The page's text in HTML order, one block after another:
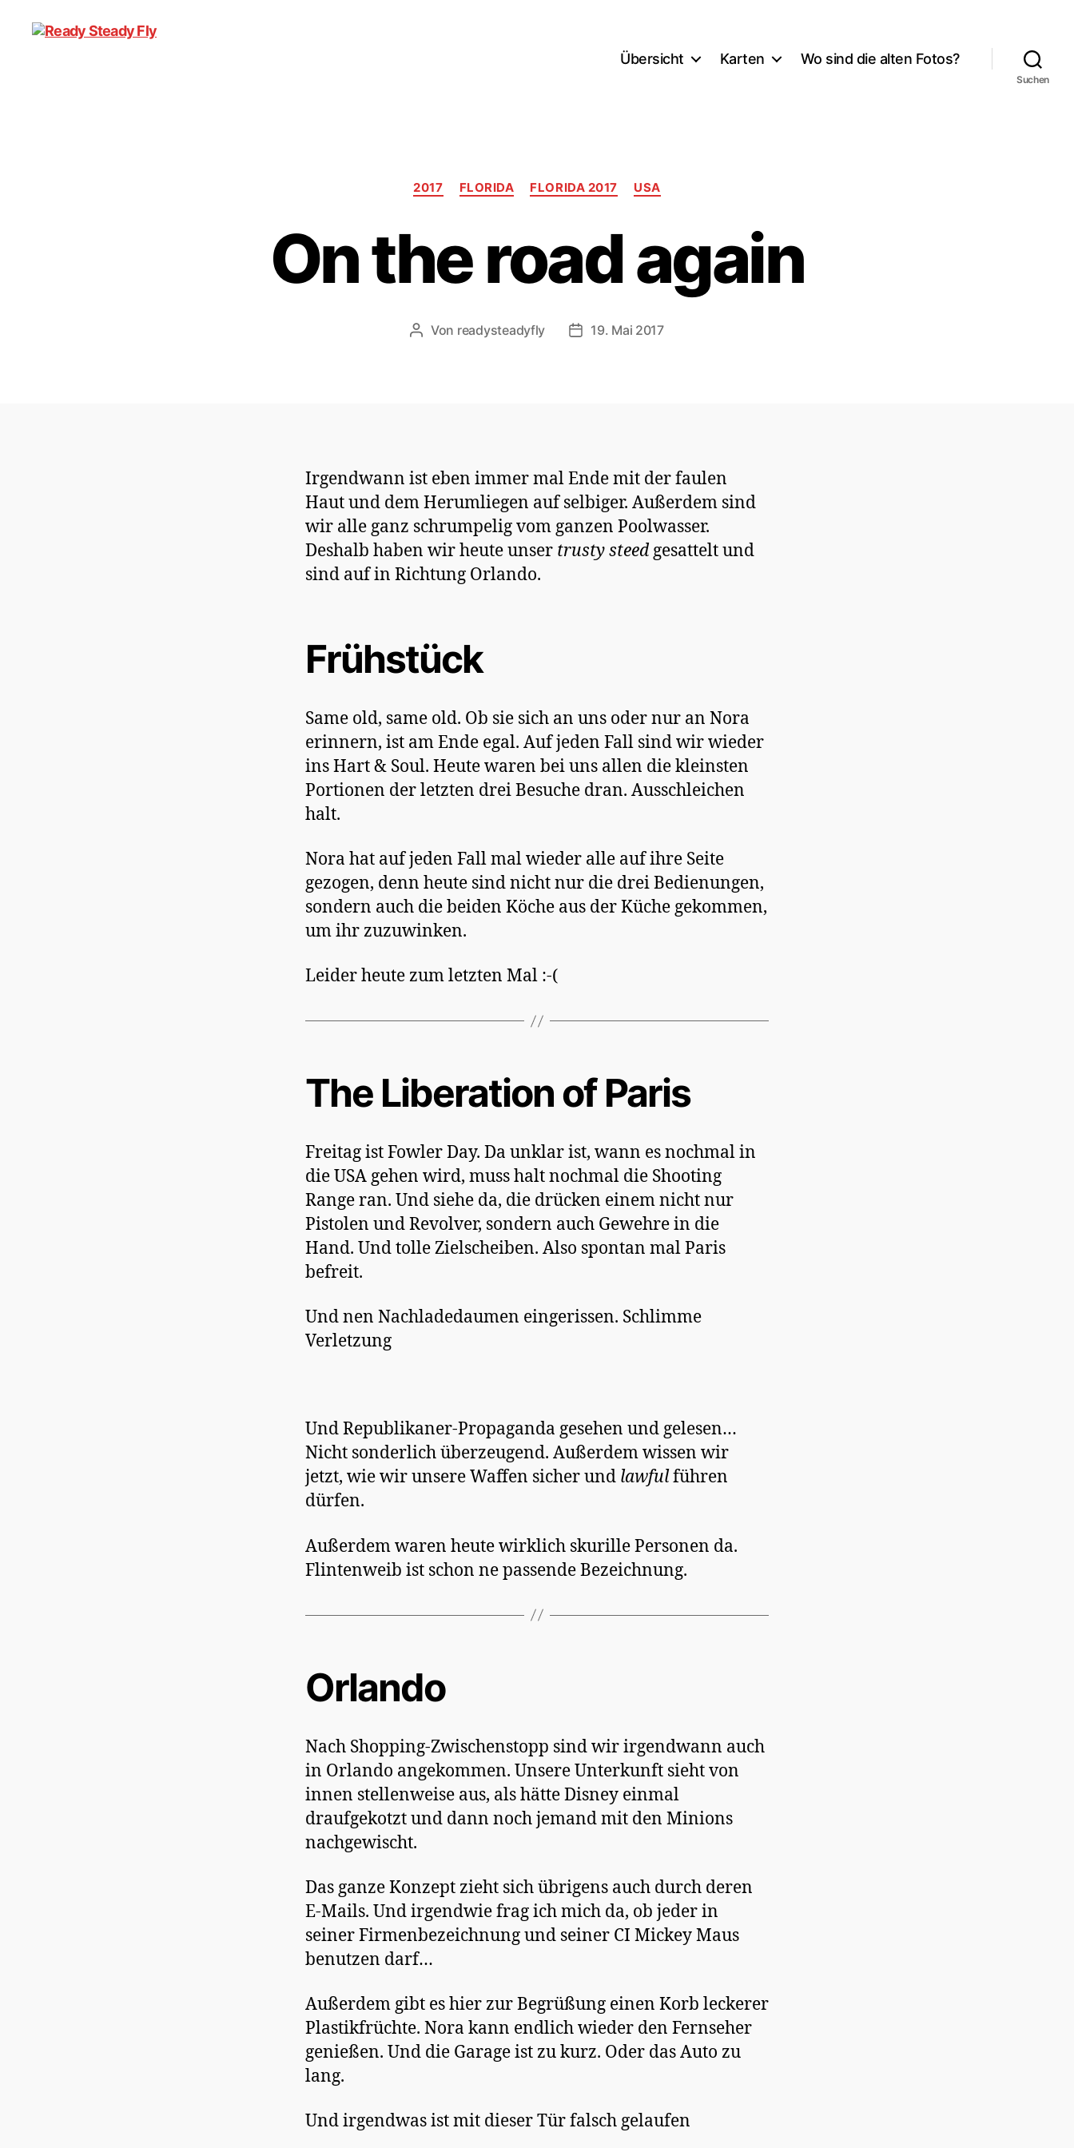
Übersicht Karten Wo sind die alten Fotos?
Suchen
Kategorien
2017 FLORIDA FLORIDA 2017 USA
On the road again
Beitragsautor
Von readysteadyfly Veröffentlichungsdatum
19. Mai 2017
Irgendwann ist eben immer mal Ende mit der faulen
Haut und dem Herumliegen auf selbiger. Außerdem sind
wir alle ganz schrumpelig vom ganzen Poolwasser.
Deshalb haben wir heute unser trusty steedgesattelt und
sind auf in Richtung Orlando.
Frühstück
Same old, same old. Ob sie sich an uns oder nur an Nora
erinnern, ist am Ende egal. Auf jeden Fall sind wir wieder
ins Hart & Soul. Heute waren bei uns allen die kleinsten
Portionen der letzten drei Besuche dran. Ausschleichen
halt.
Nora hat auf jeden Fall mal wieder alle auf ihre Seite
gezogen, denn heute sind nicht nur die drei Bedienungen,
sondern auch die beiden Köche aus der Küche gekommen,
um ihr zuzuwinken.
Leider heute zum letzten Mal :-(
The Liberation of Paris
Freitag ist Fowler Day. Da unklar ist, wann es nochmal in
die USA gehen wird, muss halt nochmal die Shooting
Range ran. Und siehe da, die drücken einem nicht nur
Pistolen und Revolver, sondern auch Gewehre in die
Hand. Und tolle Zielscheiben. Also spontan mal Paris
befreit.
Und nen Nachladedaumen eingerissen. Schlimme
Verletzung
Und Republikaner-Propaganda gesehen und gelesen…
Nicht sonderlich überzeugend. Außerdem wissen wir
jetzt, wie wir unsere Waffen sicher und lawfulführen
dürfen.
Außerdem waren heute wirklich skurille Personen da.
Flintenweib ist schon ne passende Bezeichnung.
Orlando
Nach Shopping-Zwischenstopp sind wir irgendwann auch
in Orlando angekommen. Unsere Unterkunft sieht von
innen stellenweise aus, als hätte Disney einmal
draufgekotzt und dann noch jemand mit den Minions
nachgewischt.
Das ganze Konzept zieht sich übrigens auch durch deren
E-Mails. Und irgendwie frag ich mich da, ob jeder in
seiner Firmenbezeichnung und seiner CI Mickey Maus
benutzen darf…
Außerdem gibt es hier zur Begrüßung einen Korb leckerer
Plastikfrüchte. Nora kann endlich wieder den Fernseher
genießen. Und die Garage ist zu kurz. Oder das Auto zu
lang.
Und irgendwas ist mit dieser Tür falsch gelaufen